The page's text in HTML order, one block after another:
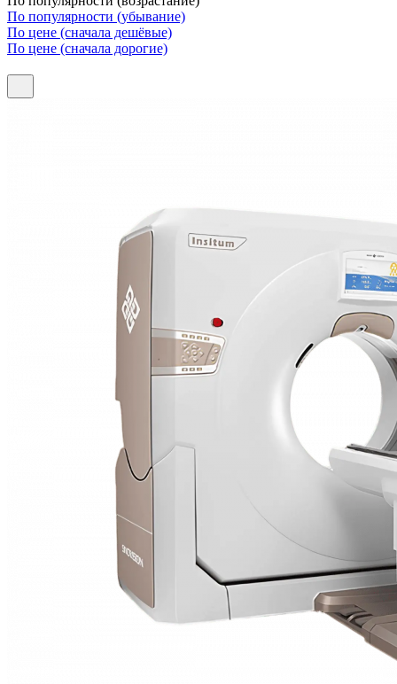
По популярности (убывание)
По цене (сначала дешёвые)
По цене (сначала дорогие)